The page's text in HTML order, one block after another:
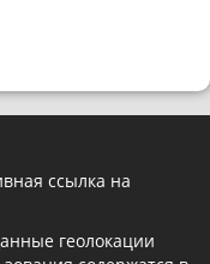
ссылка на
геолокации